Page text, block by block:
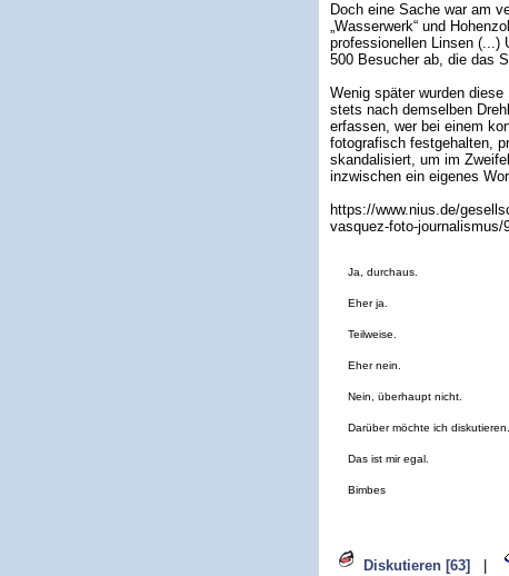
Doch eine Sache war am
„Wasserwerk“ und
professionellen Linsen (...)
500 Besucher ab, die das
Wenig später wurden
stets nach demselben
erfassen, wer bei einem
fotografisch festgehalten,
skandalisiert, um im
inzwischen ein eigenes
https://www.nius.de/
vasquez-foto-journalismus/
Ja, durchaus.
Eher ja.
Teilweise.
Eher nein.
Nein, überhaupt nicht.
Darüber möchte ich diskutieren.
Das ist mir egal.
Bimbes
Diskutieren [63]